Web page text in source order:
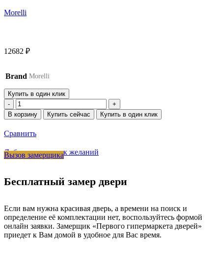
Morelli
12682 ₽
Brand Morelli
Купить в один клик
Количество
товара
CLOUD
OSA,
дверная,
матовое
В корзину Купить сейчас Купить в один клик
Сравнить
Добавить в список желаний
Вызов замерщика
Бесплатный замер двери
Если вам нужна красивая дверь, а времени на поиск и
определение её комплектации нет, воспользуйтесь формой
онлайн заявки. Замерщик «Первого гипермаркета дверей»
приедет к Вам домой в удобное для Вас время.